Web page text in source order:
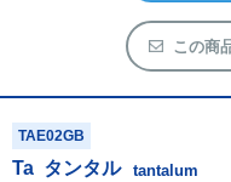
この商
TAE02GB
Ta タンタル tantalum